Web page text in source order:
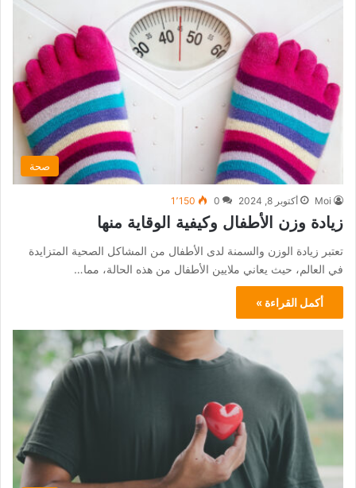
صحة
Moi أكتوبر 8, 2024 0 1٬150
زيادة وزن الأطفال وكيفية الوقاية منها
تعتبر زيادة الوزن والسمنة لدى الأطفال من المشاكل الصحية المتزايدة
في العالم، حيث يعاني ملايين الأطفال من هذه الحالة، مما…
أكمل القراءة »